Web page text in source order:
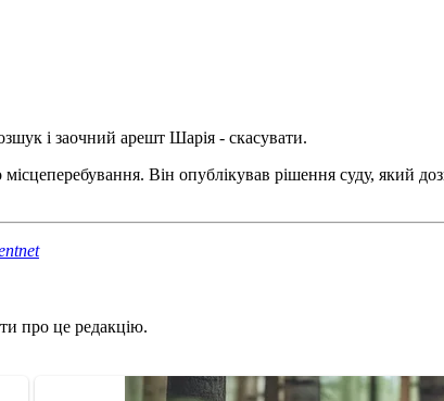
і заочний арешт Шарія - скасувати.
Він опублікував рішення суду, який
про це редакцію.